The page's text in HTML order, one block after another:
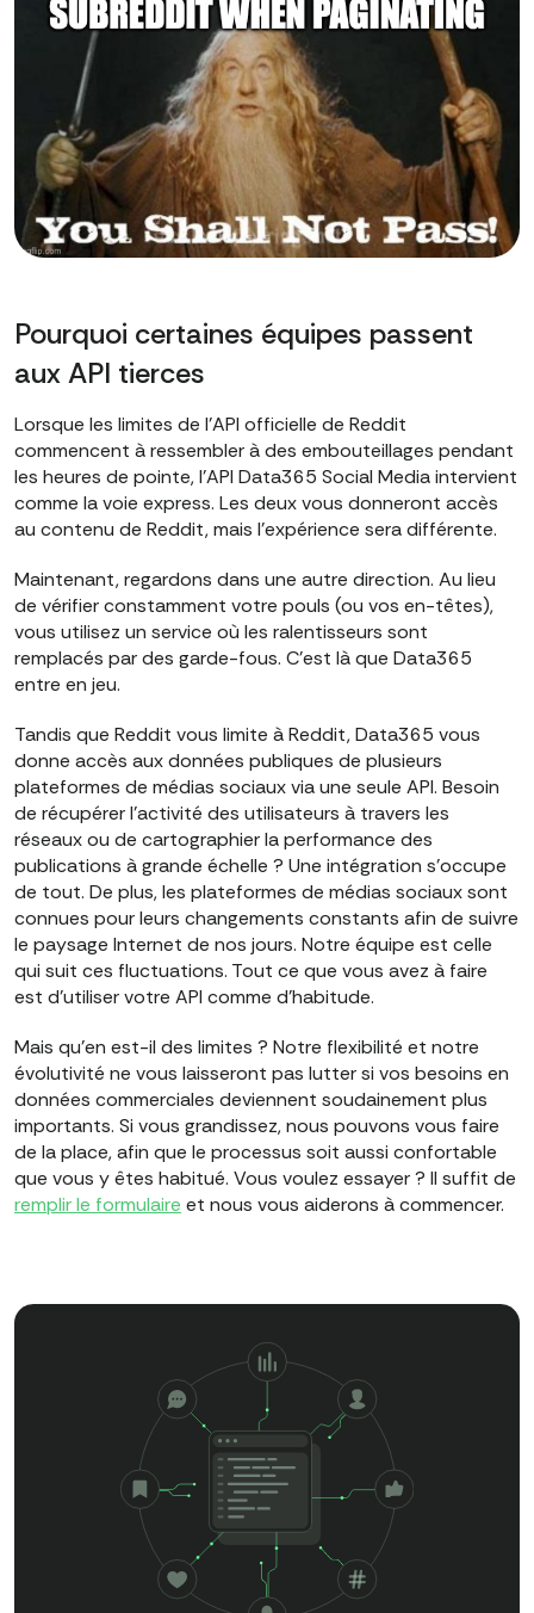
Pourquoi certaines équipes passent
aux API tierces
Lorsque les limites de l'API officielle de Reddit
commencent à ressembler à des embouteillages pendant
les heures de pointe, l'API Data365 Social Media intervient
comme la voie express. Les deux vous donneront accès
au contenu de Reddit, mais l'expérience sera différente.
Maintenant, regardons dans une autre direction. Au lieu
de vérifier constamment votre pouls (ou vos en-têtes),
vous utilisez un service où les ralentisseurs sont
remplacés par des garde-fous. C'est là que Data365
entre en jeu.
Tandis que Reddit vous limite à Reddit, Data365 vous
donne accès aux données publiques de plusieurs
plateformes de médias sociaux via une seule API. Besoin
de récupérer l'activité des utilisateurs à travers les
réseaux ou de cartographier la performance des
publications à grande échelle ? Une intégration s'occupe
de tout. De plus, les plateformes de médias sociaux sont
connues pour leurs changements constants afin de suivre
le paysage Internet de nos jours. Notre équipe est celle
qui suit ces fluctuations. Tout ce que vous avez à faire
est d'utiliser votre API comme d'habitude.
Mais qu'en est-il des limites ? Notre flexibilité et notre
évolutivité ne vous laisseront pas lutter si vos besoins en
données commerciales deviennent soudainement plus
importants. Si vous grandissez, nous pouvons vous faire
de la place, afin que le processus soit aussi confortable
que vous y êtes habitué. Vous voulez essayer ? Il suffit de
remplir le formulaire et nous vous aiderons à commencer.